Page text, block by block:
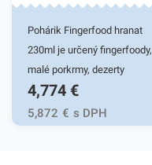
Pohárik Fingerfood hranat
230ml je určený fingerfoody,
malé porkrmy, dezerty
servírované v hoteloch,
reštaurácií, baroch, na
cateringu, grilovačkách,
4,774 €
5,872 € s DPH